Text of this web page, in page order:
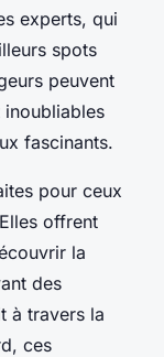
experts, qui
spots
peuvent
inoubliables
fascinants.
pour ceux
offrent
la
des
à travers la
ces